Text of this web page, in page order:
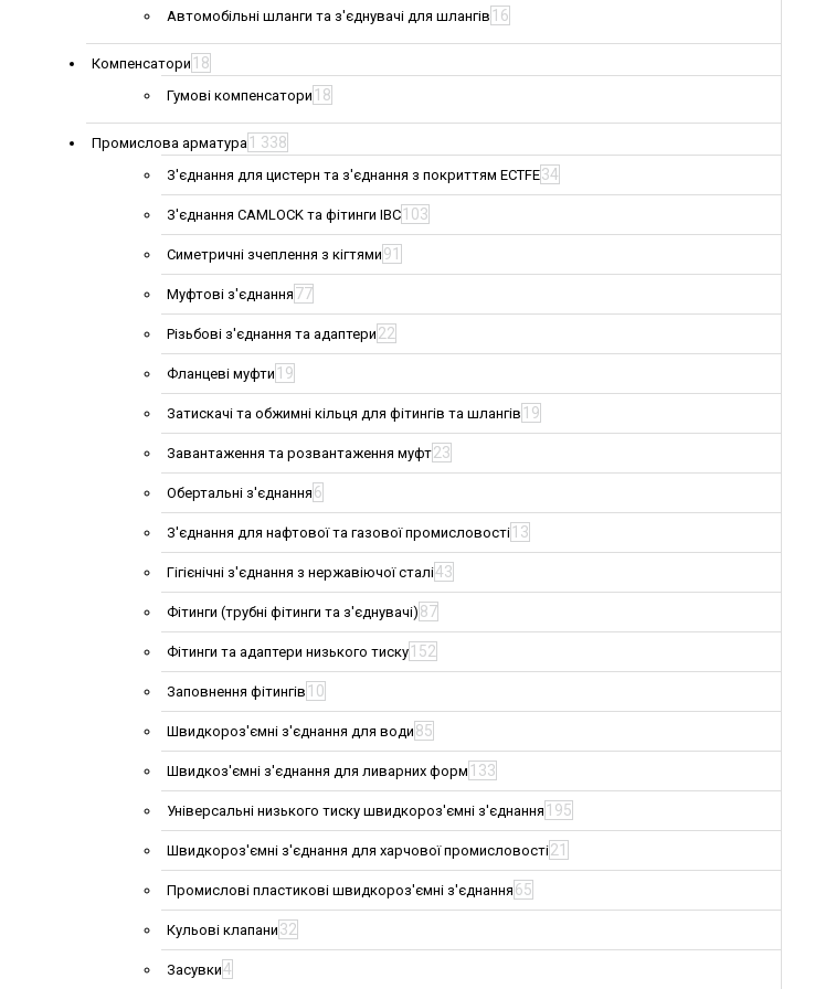
Автомобільні шланги та з'єднувачі для шлангів 16
Компенсатори 18
Гумові компенсатори 18
Промислова арматура 1 338
З'єднання для цистерн та з'єднання з покриттям ECTFE34
З'єднання CAMLOCK та фітинги IBC 103
Симетричні зчеплення з кігтями 91
Муфтові з'єднання 77
Різьбові з'єднання та адаптери 22
Фланцеві муфти 19
Затискачі та обжимні кільця для фітингів та шлангів 19
Завантаження та розвантаження муфт23
Обертальні з'єднання 6
З'єднання для нафтової та газової промисловості 13
Гігієнічні з'єднання з нержавіючої сталі43
Фітинги (трубні фітинги та з'єднувачі) 87
Фітинги та адаптери низького тиску 152
Заповнення фітингів 10
Швидкороз'ємні з'єднання для води 85
Швидкоз'ємні з'єднання для ливарних форм 133
Універсальні низького тиску швидкороз'ємні з'єднання 195
Швидкороз'ємні з'єднання для харчової промисловості21
Промислові пластикові швидкороз'ємні з'єднання 65
Кульові клапани 32
Засувки4